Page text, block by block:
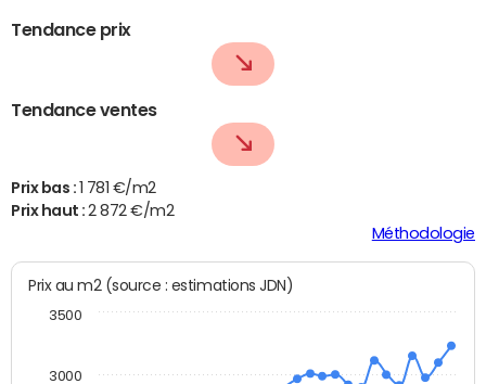
Tendance prix
Tendance ventes
Prix bas : 1 781 €/m2
Prix haut :2 872 €/m2
Méthodologie
Prix au m2 (source : estimations JDN)
3000
3500